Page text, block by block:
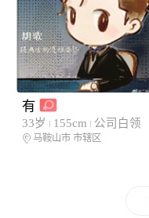
有
33岁 155cm 公司白领
马鞍山市 市辖区